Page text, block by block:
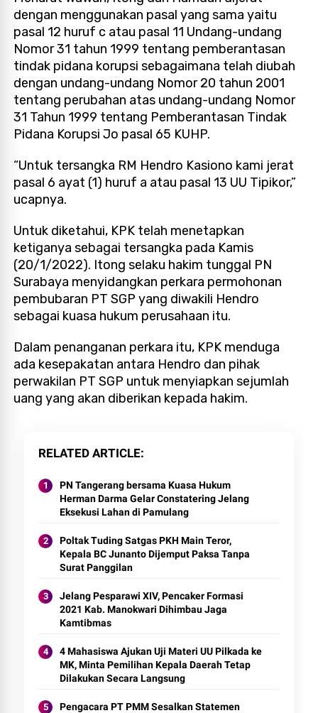
dengan menggunakan pasal yang sama yaitu
pasal 12 huruf c atau pasal 11 Undang-undang
Nomor 31 tahun 1999 tentang pemberantasan
tindak pidana korupsi sebagaimana telah diubah
dengan undang-undang Nomor 20 tahun 2001
tentang perubahan atas undang-undang Nomor
31 Tahun 1999 tentang Pemberantasan Tindak
Pidana Korupsi Jo pasal 65 KUHP.
“Untuk tersangka RM Hendro Kasiono kami jerat
pasal 6 ayat (1) huruf a atau pasal 13 UU Tipikor,”
ucapnya.
Untuk diketahui, KPK telah menetapkan
ketiganya sebagai tersangka pada Kamis
(20/1/2022). Itong selaku hakim tunggal PN
Surabaya menyidangkan perkara permohonan
pembubaran PT SGP yang diwakili Hendro
sebagai kuasa hukum perusahaan itu.
Dalam penanganan perkara itu, KPK menduga
ada kesepakatan antara Hendro dan pihak
perwakilan PT SGP untuk menyiapkan sejumlah
uang yang akan diberikan kepada hakim.
RELATED ARTICLE
PN Tangerang bersama Kuasa Hukum
Herman Darma Gelar Constatering Jelang
Eksekusi Lahan di Pamulang
Poltak Tuding Satgas PKH Main Teror,
Kepala BC Junanto Dijemput Paksa Tanpa
Surat Panggilan
Jelang Pesparawi XIV, Pencaker Formasi
2021 Kab. Manokwari Dihimbau Jaga
Kamtibmas
4 Mahasiswa Ajukan Uji Materi UU Pilkada ke
MK, Minta Pemilihan Kepala Daerah Tetap
Dilakukan Secara Langsung
Pengacara PT PMM Sesalkan Statemen